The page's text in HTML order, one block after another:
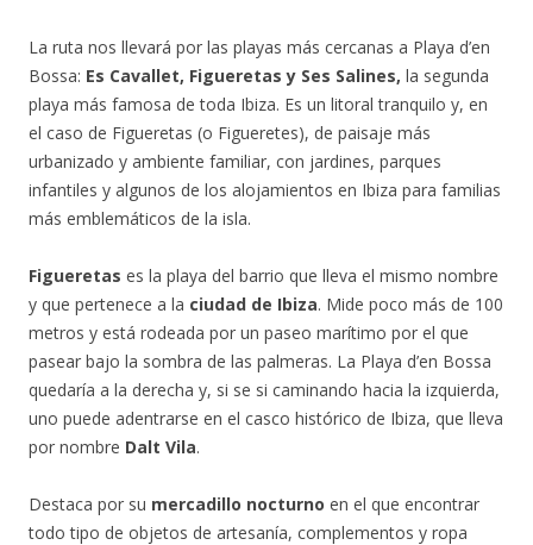
La ruta nos llevará por las playas más cercanas a Playa d’en
Bossa: Es Cavallet, Figueretas y Ses Salines, la segunda
playa más famosa de toda Ibiza. Es un litoral tranquilo y, en
el caso de Figueretas (o Figueretes), de paisaje más
urbanizado y ambiente familiar, con jardines, parques
infantiles y algunos de los alojamientos en Ibiza para familias
más emblemáticos de la isla.
Figueretas es la playa del barrio que lleva el mismo nombre
y que pertenece a la ciudad de Ibiza. Mide poco más de 100
metros y está rodeada por un paseo marítimo por el que
pasear bajo la sombra de las palmeras. La Playa d’en Bossa
quedaría a la derecha y, si se si caminando hacia la izquierda,
uno puede adentrarse en el casco histórico de Ibiza, que lleva
por nombre Dalt Vila.
Destaca por su mercadillo nocturno en el que encontrar
todo tipo de objetos de artesanía, complementos y ropa